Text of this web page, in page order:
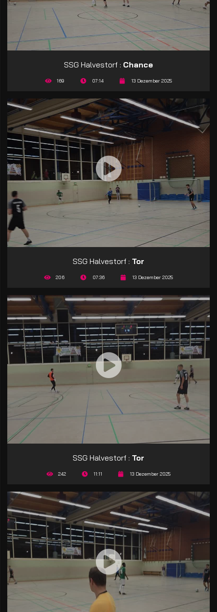
SSG Halvestorf : Chance
169 07:14 13 Dezember 2025
SSG Halvestorf : Tor
206 07:36 13 Dezember 2025
SSG Halvestorf : Tor
242 11:11 13 Dezember 2025